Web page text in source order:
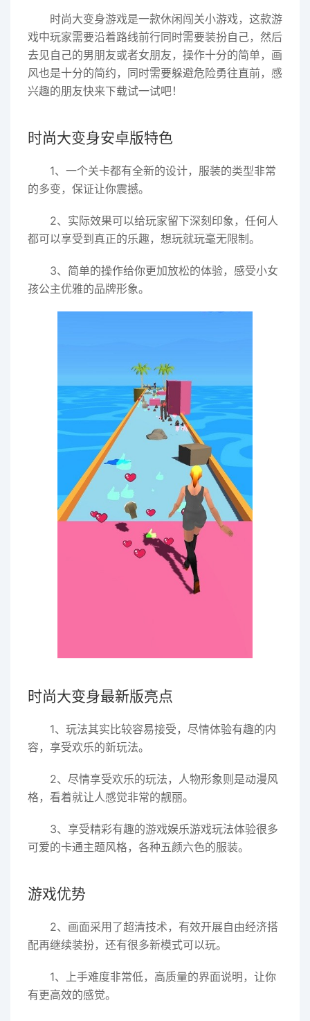
时尚大变身游戏是一款休闲闯关小游戏，这款游
戏中玩家需要沿着路线前行同时需要装扮自己，然后
去见自己的男朋友或者女朋友，操作十分的简单，画
风也是十分的简约，同时需要躲避危险勇往直前，感
兴趣的朋友快来下载试一试吧！
时尚大变身安卓版特色
1、一个关卡都有全新的设计，服装的类型非常
的多变，保证让你震撼。
2、实际效果可以给玩家留下深刻印象，任何人
都可以享受到真正的乐趣，想玩就玩毫无限制。
3、简单的操作给你更加放松的体验，感受小女
孩公主优雅的品牌形象。
时尚大变身最新版亮点
1、玩法其实比较容易接受，尽情体验有趣的内
容，享受欢乐的新玩法。
2、尽情享受欢乐的玩法，人物形象则是动漫风
格，看着就让人感觉非常的靓丽。
3、享受精彩有趣的游戏娱乐游戏玩法体验很多
可爱的卡通主题风格，各种五颜六色的服装。
游戏优势
2、画面采用了超清技术，有效开展自由经济搭
配再继续装扮，还有很多新模式可以玩。
1、上手难度非常低，高质量的界面说明，让你
有更高效的感觉。